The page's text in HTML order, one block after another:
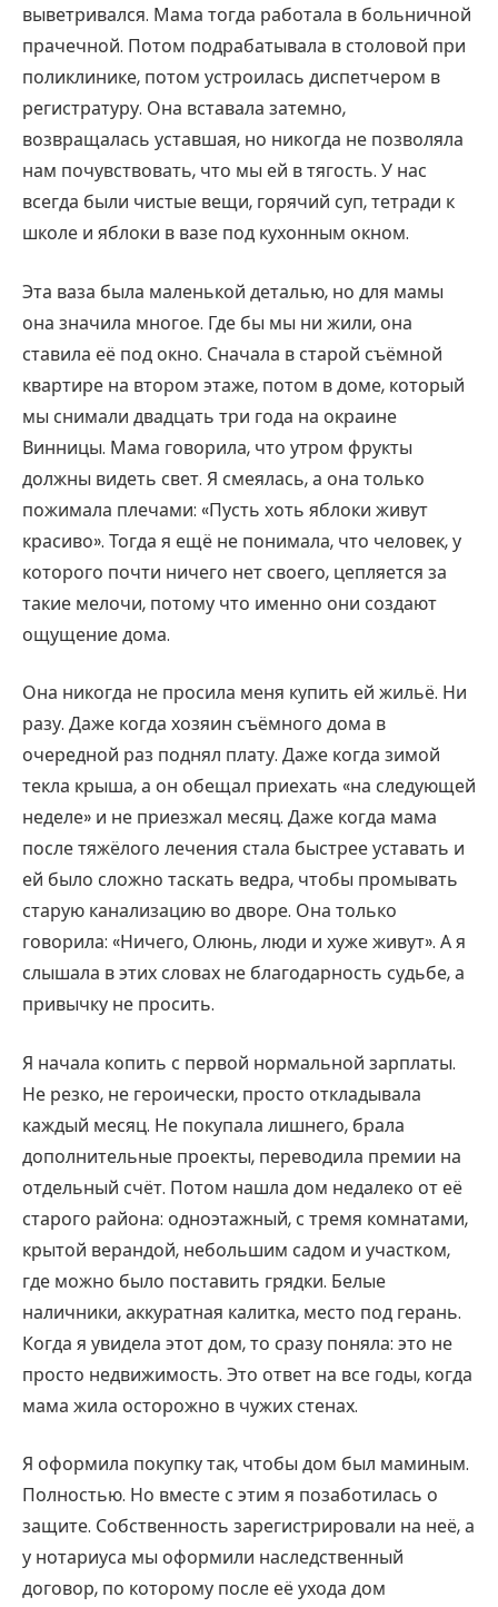
выветривался. Мама тогда работала в больничной
прачечной. Потом подрабатывала в столовой при
поликлинике, потом устроилась диспетчером в
регистратуру. Она вставала затемно,
возвращалась уставшая, но никогда не позволяла
нам почувствовать, что мы ей в тягость. У нас
всегда были чистые вещи, горячий суп, тетради к
школе и яблоки в вазе под кухонным окном.
Эта ваза была маленькой деталью, но для мамы
она значила многое. Где бы мы ни жили, она
ставила её под окно. Сначала в старой съёмной
квартире на втором этаже, потом в доме, который
мы снимали двадцать три года на окраине
Винницы. Мама говорила, что утром фрукты
должны видеть свет. Я смеялась, а она только
пожимала плечами: «Пусть хоть яблоки живут
красиво». Тогда я ещё не понимала, что человек, у
которого почти ничего нет своего, цепляется за
такие мелочи, потому что именно они создают
ощущение дома.
Она никогда не просила меня купить ей жильё. Ни
разу. Даже когда хозяин съёмного дома в
очередной раз поднял плату. Даже когда зимой
текла крыша, а он обещал приехать «на следующей
неделе» и не приезжал месяц. Даже когда мама
после тяжёлого лечения стала быстрее уставать и
ей было сложно таскать ведра, чтобы промывать
старую канализацию во дворе. Она только
говорила: «Ничего, Олюнь, люди и хуже живут». А я
слышала в этих словах не благодарность судьбе, а
привычку не просить.
Я начала копить с первой нормальной зарплаты.
Не резко, не героически, просто откладывала
каждый месяц. Не покупала лишнего, брала
дополнительные проекты, переводила премии на
отдельный счёт. Потом нашла дом недалеко от её
старого района: одноэтажный, с тремя комнатами,
крытой верандой, небольшим садом и участком,
где можно было поставить грядки. Белые
наличники, аккуратная калитка, место под герань.
Когда я увидела этот дом, то сразу поняла: это не
просто недвижимость. Это ответ на все годы, когда
мама жила осторожно в чужих стенах.
Я оформила покупку так, чтобы дом был маминым.
Полностью. Но вместе с этим я позаботилась о
защите. Собственность зарегистрировали на неё, а
у нотариуса мы оформили наследственный
договор, по которому после её ухода дом